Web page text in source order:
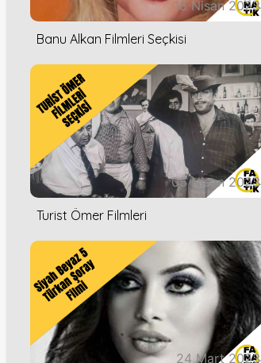
18 Nisan 2023
Banu Alkan Filmleri Seçkisi
05 Nisan 2023
Turist Ömer Filmleri
24 Mart 2023